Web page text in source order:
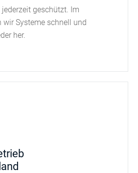
jederzeit geschützt. Im
wir Systeme schnell und
her.